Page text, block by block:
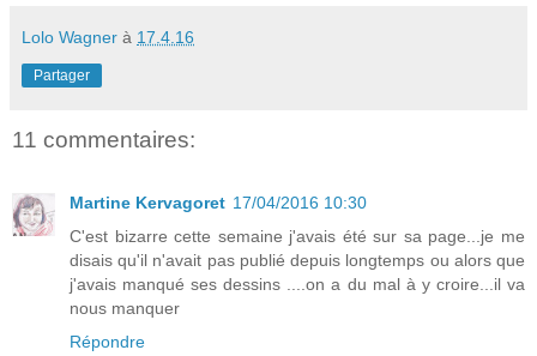
Lolo Wagner à 17.4.16
Partager
11 commentaires:
Martine Kervagoret 17/04/2016 10:30
C'est bizarre cette semaine j'avais été sur sa page...je me
disais qu'il n'avait pas publié depuis longtemps ou alors que
j'avais manqué ses dessins ....on a du mal à y croire...il va
nous manquer
Répondre